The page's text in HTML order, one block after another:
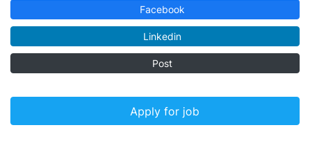
Facebook
Linkedin
Post
Apply for job